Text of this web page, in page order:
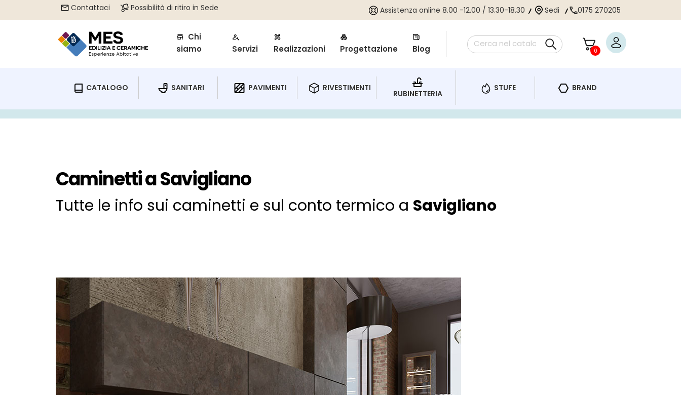
Contattaci Possibilità di ritiro in Sede Assistenza online 8.00 -12.00 / 13.30-18.30 Sedi 0175 270205
Chi
siamo
Servizi Realizzazioni Progettazione Blog 0
CATALOGO SANITARI PAVIMENTI RIVESTIMENTI
RUBINETTERIA
STUFE BRAND
Caminetti Savigliano
Caminetti a Savigliano
Tutte le info sui caminetti e sul conto termico a Savigliano